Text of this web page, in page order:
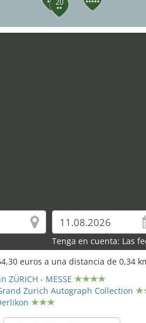
20
Tenga en cuenta: Las
euros a una distancia de 0,34
ZÜRICH - MESSE
Zurich Autograph Collection